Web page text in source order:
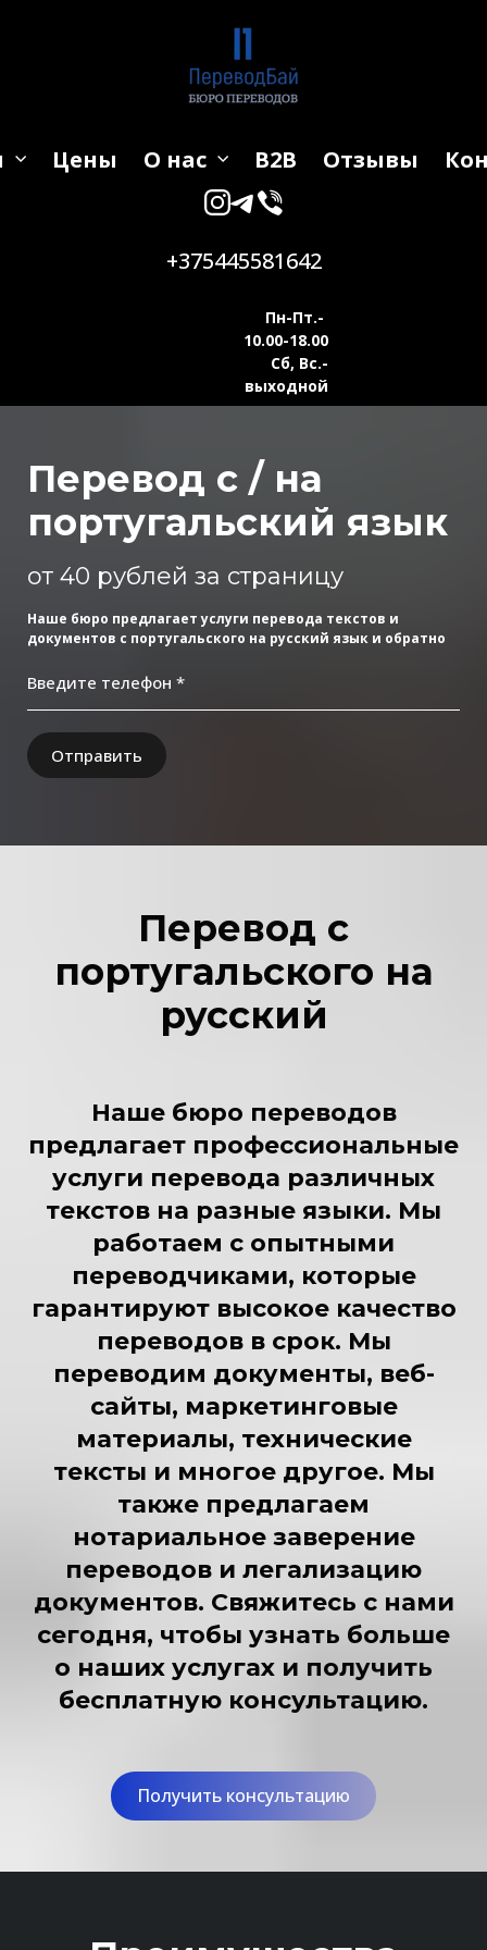
Цены О нас B2B Отзывы
+375445581642
Пн-Пт.-
10.00-18.00
Сб, Вс.-
выходной
Перевод с / на
португальский язык
от 40 рублей за страницу
Наше бюро предлагает услуги перевода текстов и
документов с португальского на русский язык и обратно
Введите телефон *
Отправить
Перевод с
португальского на
русский
Наше бюро переводов
предлагает профессиональные
услуги перевода различных
текстов на разные языки. Мы
работаем с опытными
переводчиками, которые
гарантируют высокое качество
переводов в срок. Мы
переводим документы, веб-
сайты, маркетинговые
материалы, технические
тексты и многое другое. Мы
также предлагаем
нотариальное заверение
переводов и легализацию
документов. Свяжитесь с нами
сегодня, чтобы узнать больше
о наших услугах и получить
бесплатную консультацию.
Получить консультацию